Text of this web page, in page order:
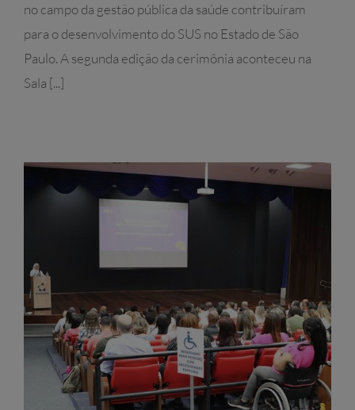
no campo da gestão pública da saúde contribuíram
para o desenvolvimento do SUS no Estado de São
Paulo. A segunda edição da cerimônia aconteceu na
Sala [...]